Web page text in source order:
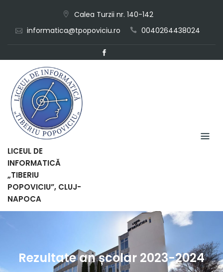
content
Calea Turzii nr. 140-142
informatica@tpopoviciu.ro
0040264438024
LICEUL DE
INFORMATICĂ
„TIBERIU
POPOVICIU”, CLUJ-
NAPOCA
Rezultate an școlar 2023-2024